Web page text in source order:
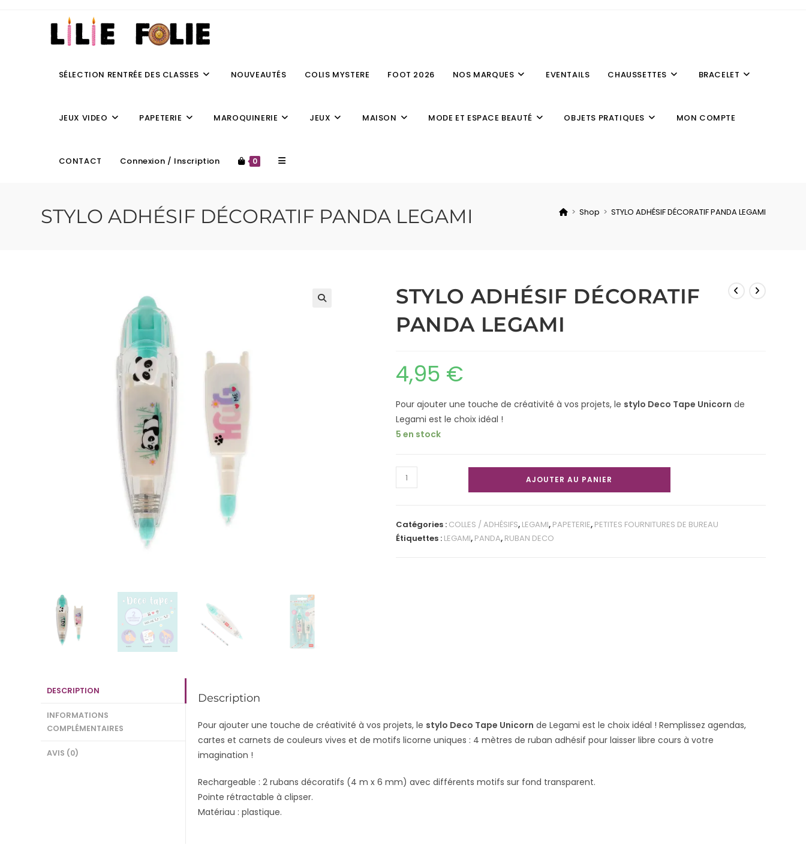
SÉLECTION RENTRÉE DES CLASSES NOUVEAUTÉS COLIS MYSTERE FOOT 2026 NOS MARQUES EVENTAILS CHAUSSETTES BRACELET
JEUX VIDEO PAPETERIE MAROQUINERIE JEUX MAISON MODE ET ESPACE BEAUTÉ OBJETS PRATIQUES MON COMPTE
CONTACT Connexion / Inscription 0
STYLO ADHÉSIF DÉCORATIF PANDA LEGAMI > Shop > STYLO ADHÉSIF DÉCORATIF PANDA LEGAMI
STYLO ADHÉSIF DÉCORATIF
PANDA LEGAMI
4,95 €
Pour ajouter une touche de créativité à vos projets, le stylo Deco Tape Unicorn de
Legami est le choix idéal !
5 en stock
AJOUTER AU PANIER
Catégories : COLLES / ADHÉSIFS, LEGAMI, PAPETERIE, PETITES FOURNITURES DE BUREAU
Étiquettes : LEGAMI, PANDA, RUBAN DECO
DESCRIPTION
INFORMATIONS
COMPLÉMENTAIRES
AVIS (0)
Description
Pour ajouter une touche de créativité à vos projets, le stylo Deco Tape Unicorn de Legami est le choix idéal ! Remplissez agendas,
cartes et carnets de couleurs vives et de motifs licorne uniques : 4 mètres de ruban adhésif pour laisser libre cours à votre
imagination !
Rechargeable : 2 rubans décoratifs (4 m x 6 mm) avec différents motifs sur fond transparent.
Pointe rétractable à clipser.
Matériau : plastique.